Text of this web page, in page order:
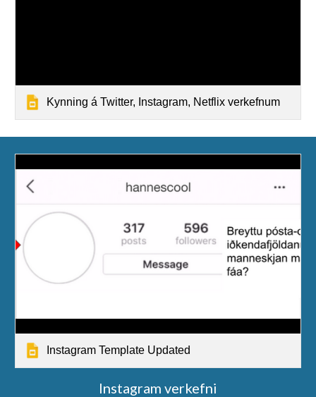
Kynning á Twitter, Instagram, Netflix verkefnum
Instagram Template Updated
Instagram verkefni